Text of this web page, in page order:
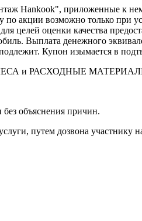
Hankook", приложенные к
акции возможно только при
целей оценки качества
Выплата денежного
Купон изымается в
и РАСХОДНЫЕ
объяснения причин.
путем дозвона участнику